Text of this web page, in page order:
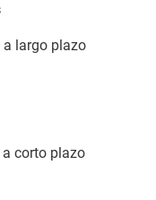
largo plazo
corto plazo